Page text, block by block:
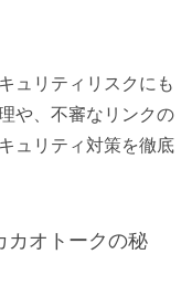
ュリティリスクにも
や、不審なリンクの
ュリティ対策を徹底
カオトークの秘